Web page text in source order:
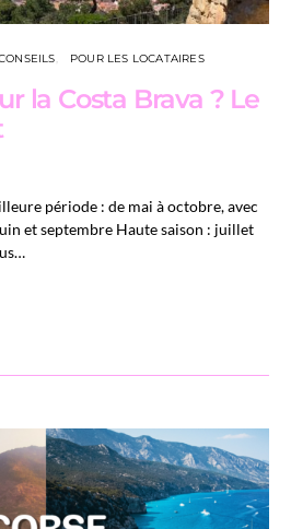
POUR LES LOCATAIRES
la Costa Brava ? Le
période : de mai à octobre, avec
et septembre Haute saison : juillet